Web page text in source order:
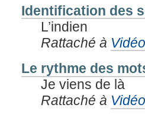
Identification des
L’indien
Rattaché à
Le rythme des
Je viens de là
Rattaché à